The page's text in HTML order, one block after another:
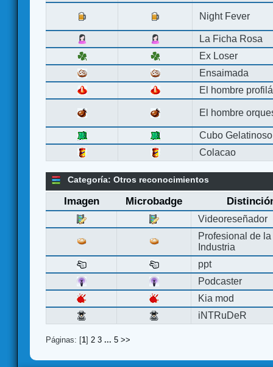
Night Fever
La Ficha Rosa
Ex Loser
Ensaimada
El hombre
El hombre
Cubo Gelatinoso
Colacao
Categoría: Otros reconocimientos
Imagen Microbadge
Videoreseñador
Profesional de la
Industria
ppt
Podcaster
Kia mod
iNTRuDeR
Páginas: [1] 2 3 ... 5 >>